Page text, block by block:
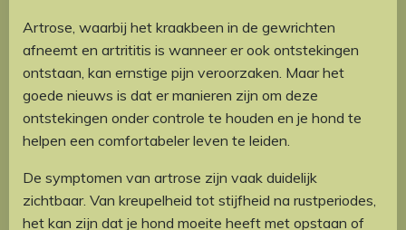
Artrose, waarbij het kraakbeen in de gewrichten
afneemt en artrititis is wanneer er ook ontstekingen
ontstaan, kan ernstige pijn veroorzaken. Maar het
goede nieuws is dat er manieren zijn om deze
ontstekingen onder controle te houden en je hond te
helpen een comfortabeler leven te leiden.
De symptomen van artrose zijn vaak duidelijk
zichtbaar. Van kreupelheid tot stijfheid na rustperiodes,
het kan zijn dat je hond moeite heeft met opstaan of